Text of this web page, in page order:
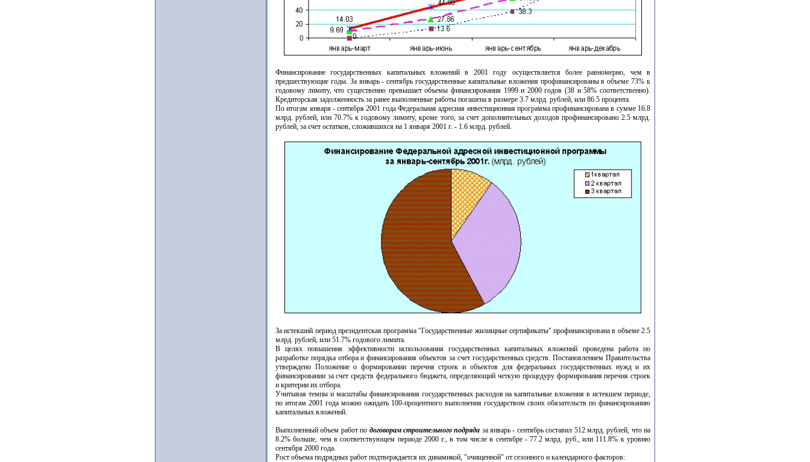
Финансирование государственных капитальных вложений в 2001 году осуществляется более равномерно, чем в
предшествующие годы. За январь - сентябрь государственные капитальные вложения профинансированы в объеме 73% к
годовому лимиту, что существенно превышает объемы финансирования 1999 и 2000 годов (38 и 58% соответственно).
Кредиторская задолженность за ранее выполненные работы погашена в размере 3.7 млрд. рублей, или 86.5 процента.
По итогам января - сентября 2001 года Федеральная адресная инвестиционная программа профинансирована в сумме 16.8
млрд. рублей, или 70.7% к годовому лимиту, кроме того, за счет дополнительных доходов профинансировано 2.5 млрд.
рублей, за счет остатков, сложившихся на 1 января 2001 г. - 1.6 млрд. рублей.
За истекший период президентская программа "Государственные жилищные сертификаты" профинансирована в объеме 2.5
млрд. рублей, или 51.7% годового лимита.
В целях повышения эффективности использования государственных капитальных вложений проведена работа по
разработке порядка отбора и финансирования объектов за счет государственных средств. Постановлением Правительства
утверждено Положение о формировании перечня строек и объектов для федеральных государственных нужд и их
финансировании за счет средств федерального бюджета, определяющий четкую процедуру формирования перечня строек
и критерии их отбора.
Учитывая темпы и масштабы финансирования государственных расходов на капитальные вложения в истекшем периоде,
по итогам 2001 года можно ожидать 100-процентного выполнения государством своих обязательств по финансированию
капитальных вложений.
Выполненный объем работ по договорам строительного подряда за январь - сентябрь составил 512 млрд. рублей, что на
8.2% больше, чем в соответствующем периоде 2000 г., в том числе в сентябре - 77.2 млрд. руб., или 111.8% к уровню
сентября 2000 года.
Рост объема подрядных работ подтверждается их динамикой, "очищенной" от сезонного и календарного факторов: